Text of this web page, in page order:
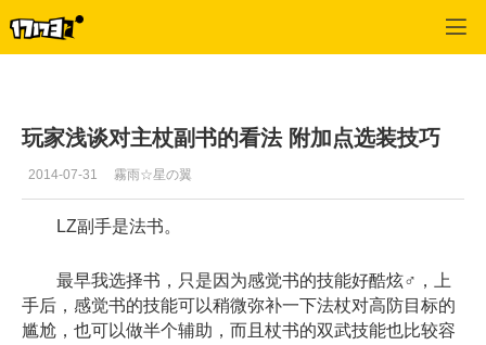
玩家浅谈对主杖副书的看法 附加点选装技巧
2014-07-31 霧雨☆星の翼
LZ副手是法书。
最早我选择书，只是因为感觉书的技能好酷炫♂，上
手后，感觉书的技能可以稍微弥补一下法杖对高防目标的
尴尬，也可以做半个辅助，而且杖书的双武技能也比较容